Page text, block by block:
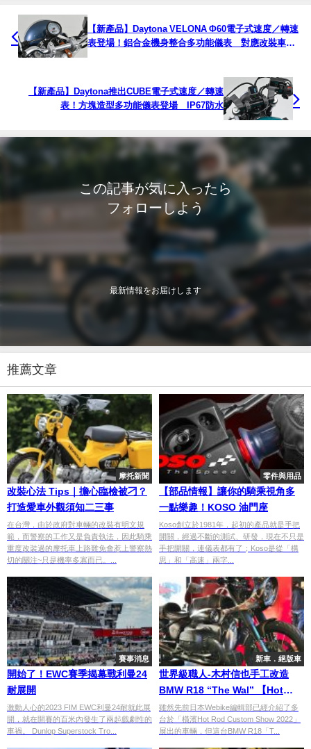
【新產品】Daytona VELONA Φ60電子式速度／轉速
表登場！鋁合金機身整合多功能儀表 對應改裝車與
【新產品】Daytona推出CUBE電子式速度／轉速
表！方塊造型多功能儀表登場 IP67防水
この記事が気に入ったら
フォローしよう
最新情報をお届けします
推薦文章
摩托新聞
改裝心法 Tips｜擔心臨檢被刁？
打造愛車外觀須知二三事
在台灣，由於政府對車輛的改裝有明文規
範，而警察的工作又是負責執法，因此騎乘
重度改裝過的摩托車上路難免會惹上警察熱
切的關注~只是機率多寡而已。...
零件與用品
【部品情報】讓你的騎乘視角多
一點樂趣！KOSO 油門座
Koso創立於1981年，起初的產品就是手把
開關，經過不斷的測試、研發，現在不只是
手把開關，連儀表都有了；Koso是從「構
思」和「高速」兩字...
賽事消息
開始了！EWC賽季揭幕戰利曼24
耐展開
激動人心的2023 FIM EWC利曼24耐就此展
開，就在開賽的百米內發生了兩起戲劇性的
車禍。 Dunlop Superstock Tro...
新車．絕版車
世界級職人-木村信也手工改造
BMW R18 “The Wal” 【Hot
Rod Show 2022】
雖然先前日本Webike編輯部已經介紹了多
台於「橫濱Hot Rod Custom Show 2022」
展出的車輛，但這台BMW R18「T...